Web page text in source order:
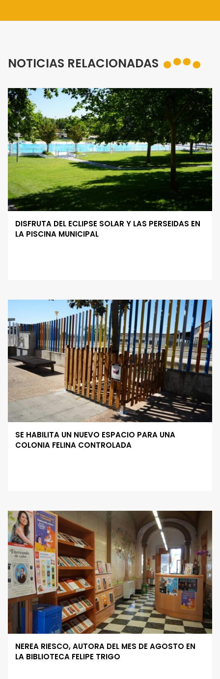
NOTICIAS RELACIONADAS
DISFRUTA DEL ECLIPSE SOLAR Y LAS PERSEIDAS EN
LA PISCINA MUNICIPAL
SE HABILITA UN NUEVO ESPACIO PARA UNA
COLONIA FELINA CONTROLADA
NEREA RIESCO, AUTORA DEL MES DE AGOSTO EN
LA BIBLIOTECA FELIPE TRIGO